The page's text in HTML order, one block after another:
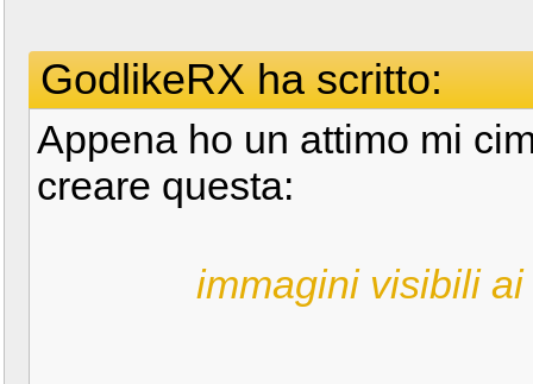
GodlikeRX ha scritto:
Appena ho un attimo mi
creare questa:
immagini visibili